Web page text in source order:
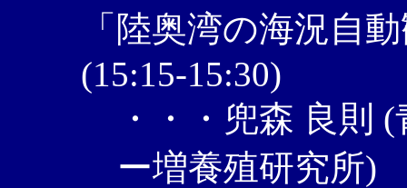
「陸奥湾の海況自
(15:15-15:30)
・・・兜森 良則
ー増養殖研究所)